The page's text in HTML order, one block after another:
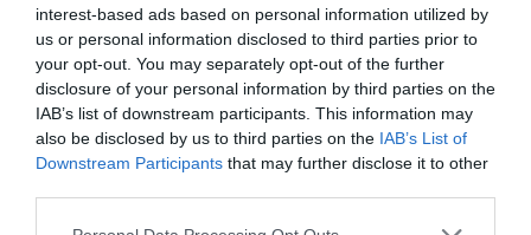
interest-based ads based on personal information utilized by
us or personal information disclosed to third parties prior to
your opt-out. You may separately opt-out of the further
disclosure of your personal information by third parties on the
IAB’s list of downstream participants. This information may
also be disclosed by us to third parties on the IAB’s List of
Downstream Participants that may further disclose it to other
Please note that this website/app uses one or more Google
Plongez dans l'univers de Kikkoman
www.kikkoman.fr
© Kikkoman | Crédits Photos : © Kikkoman | Tous droits de
reproduction réservés